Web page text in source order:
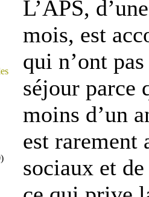
L’APS,
mois, est
qui n’ont
séjour parce
moins d’un
est rarement
sociaux et